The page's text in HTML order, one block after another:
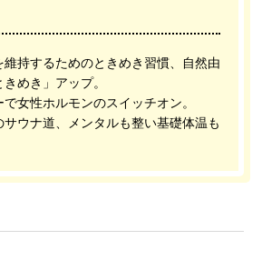
維持するためのときめき習慣、自然由
めき」アップ。
女性ホルモンのスイッチオン。
サウナ道、メンタルも整い基礎体温も